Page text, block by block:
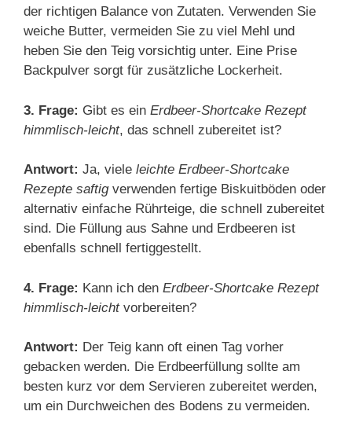
der richtigen Balance von Zutaten. Verwenden Sie
weiche Butter, vermeiden Sie zu viel Mehl und
heben Sie den Teig vorsichtig unter. Eine Prise
Backpulver sorgt für zusätzliche Lockerheit.
3. Frage: Gibt es ein Erdbeer-Shortcake Rezept
himmlisch-leicht, das schnell zubereitet ist?
Antwort: Ja, viele leichte Erdbeer-Shortcake
Rezepte saftigverwenden fertige Biskuitböden oder
alternativ einfache Rührteige, die schnell zubereitet
sind. Die Füllung aus Sahne und Erdbeeren ist
ebenfalls schnell fertiggestellt.
4. Frage: Kann ich den Erdbeer-Shortcake Rezept
himmlisch-leichtvorbereiten?
Antwort: Der Teig kann oft einen Tag vorher
gebacken werden. Die Erdbeerfüllung sollte am
besten kurz vor dem Servieren zubereitet werden,
um ein Durchweichen des Bodens zu vermeiden.